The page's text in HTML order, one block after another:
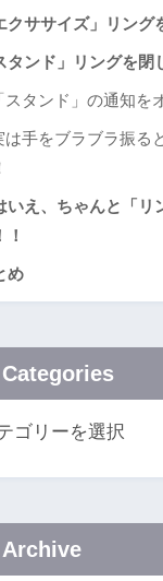
クササイズ」リン
タンド」リングを
スタンド」の通知を
は手をブラブラ振る
いえ、ちゃんと「リ
！
め
Categories
Archive